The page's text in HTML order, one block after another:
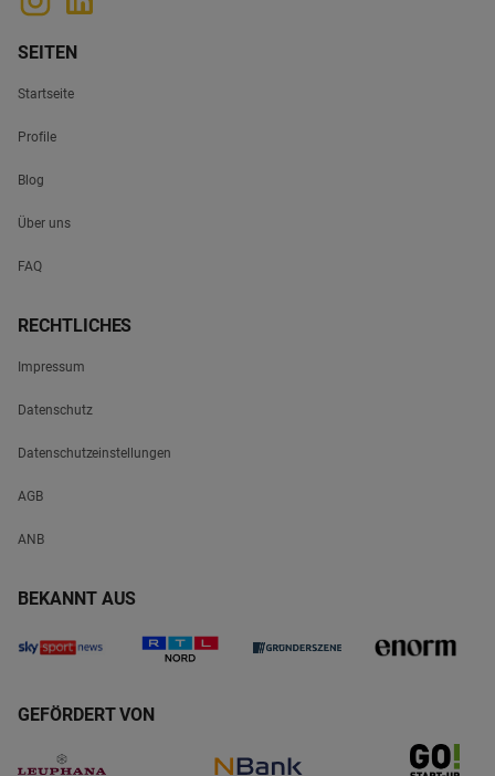
SEITEN
Startseite
Profile
Blog
Über uns
FAQ
RECHTLICHES
Impressum
Datenschutz
Datenschutzeinstellungen
AGB
ANB
BEKANNT AUS
GEFÖRDERT VON